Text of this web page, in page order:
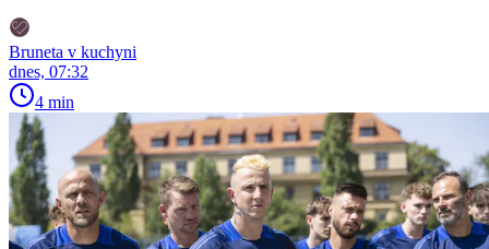
Bruneta v kuchyni
dnes, 07:32
4 min